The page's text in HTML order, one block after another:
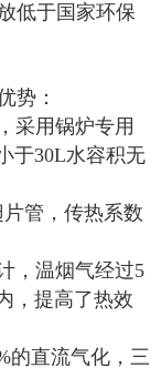
低于国家环保
势：
采用锅炉专用
于30L水容积无
管，传热系数
，温烟气经过5
，提高了热效
的直流气化，三